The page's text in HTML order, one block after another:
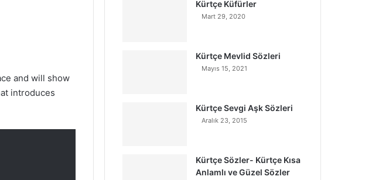
and will show
introduces
Kürtçe Küfürler
Mart 29, 2020
Kürtçe Mevlid Sözleri
Mayıs 15, 2021
Kürtçe Sevgi Aşk Sözleri
Aralık 23, 2015
Kürtçe Sözler- Kürtçe Kısa
Anlamlı ve Güzel Sözler